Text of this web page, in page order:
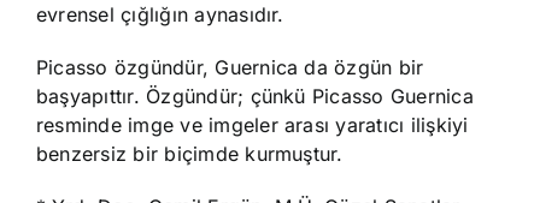
evrensel çığlığın aynasıdır.
Picasso özgündür, Guernica da özgün bir
başyapıttır. Özgündür; çünkü Picasso Guernica
resminde imge ve imgeler arası yaratıcı ilişkiyi
benzersiz bir biçimde kurmuştur.